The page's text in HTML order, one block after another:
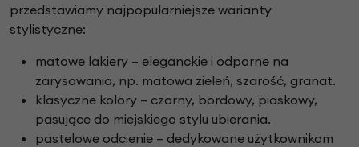
przedstawiamy najpopularniejsze warianty
stylistyczne:
matowe lakiery – eleganckie i odporne na
zarysowania, np. matowa zieleń, szarość, granat.
klasyczne kolory – czarny, bordowy, piaskowy,
pasujące do miejskiego stylu ubierania.
pastelowe odcienie – dedykowane użytkownikom